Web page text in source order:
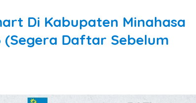
Di Kabupaten Minahasa
(Segera Daftar Sebelum